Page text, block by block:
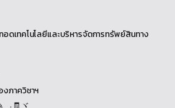
อดเทคโนโลยีและบริหารจัดการทรัพย์สินทาง
งภาควิชาฯ